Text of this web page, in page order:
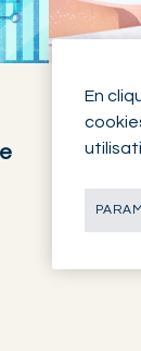
VIEWS
En